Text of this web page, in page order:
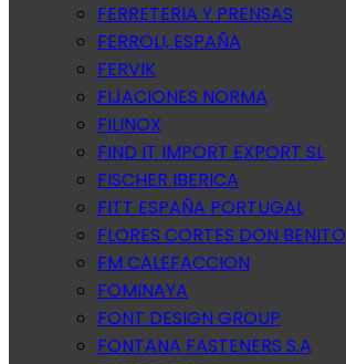
FERRETERIA Y PRENSAS
FERROLI, ESPAÑA
FERVIK
FIJACIONES NORMA
FILINOX
FIND IT IMPORT EXPORT SL
FISCHER IBERICA
FITT ESPAÑA PORTUGAL
FLORES CORTES DON BENITO
FM CALEFACCION
FOMINAYA
FONT DESIGN GROUP
FONTANA FASTENERS S.A